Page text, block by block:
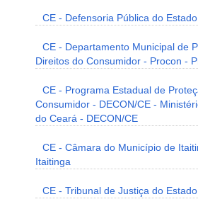
CE - Defensoria Pública do
CE - Departamento Municipal de
Direitos do Consumidor - Procon -
CE - Programa Estadual de
Consumidor - DECON/CE -
do Ceará - DECON/CE
CE - Câmara do Município de
Itaitinga
CE - Tribunal de Justiça do